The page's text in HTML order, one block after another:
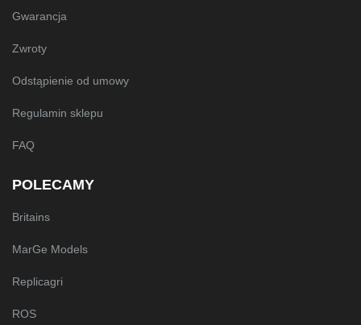
Gwarancja
Zwroty
Odstąpienie od umowy
Regulamin sklepu
FAQ
POLECAMY
Britains
MarGe Models
Replicagri
ROS